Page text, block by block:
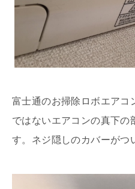
富士通のお掃除ロボエアコ
ではないエアコンの真下の
す。ネジ隠しのカバーがつ